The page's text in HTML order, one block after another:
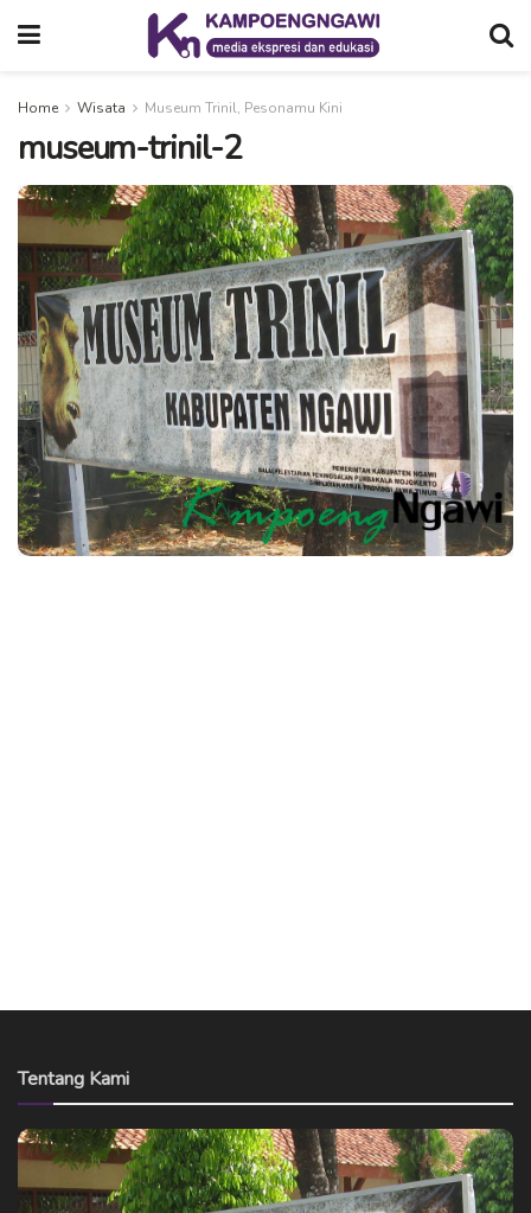
Home Wisata Museum Trinil, Pesonamu Kini
museum-trinil-2
Tentang Kami